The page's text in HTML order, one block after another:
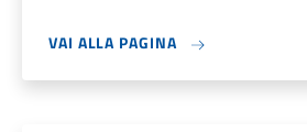
VAI ALLA PAGINA